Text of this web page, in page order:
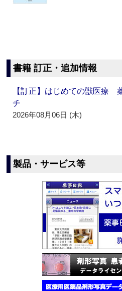
書籍 訂正・追加情報
【訂正】はじめての獣医療
チ
2026年08月06日 (木)
製品・サービス等